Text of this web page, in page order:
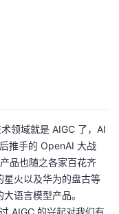
领域就是 AIGC 了，AI
推手的 OpenAI 大战
品也随之各家百花齐
星火以及华为的盘古等
语言模型产品。